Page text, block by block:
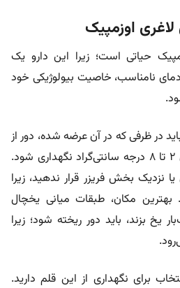
اوزمپیک
حیاتی است؛ زیرا این دارو یک
نامناسب، خاصیت بیولوژیکی خود
در ظرفی که در آن عرضه شده، دور از
دسترس کودکان و در دمای ۲ تا ۸ درجه سانتی‌گراد نگهداری شود.
نزدیک بخش فریزر قرار ندهید، زیرا
بهترین مکان، طبقات میانی یخچال
یخ بزند، باید دور ریخته شود؛ زیرا
برای نگهداری از این قلم دارید.